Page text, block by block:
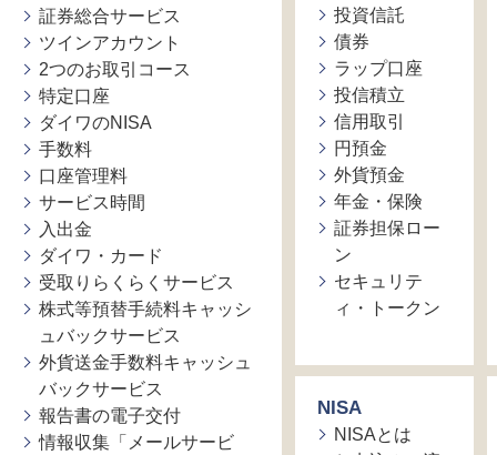
証券総合サービス
ツインアカウント
2つのお取引コース
特定口座
ダイワのNISA
手数料
口座管理料
サービス時間
入出金
ダイワ・カード
受取りらくらくサービス
株式等預替手続料キャッシ
ュバックサービス
外貨送金手数料キャッシュ
バックサービス
報告書の電子交付
情報収集「メールサービ
投資信託
債券
ラップ口座
投信積立
信用取引
円預金
外貨預金
年金・保険
証券担保ロー
ン
セキュリテ
ィ・トークン
NISA
NISAとは